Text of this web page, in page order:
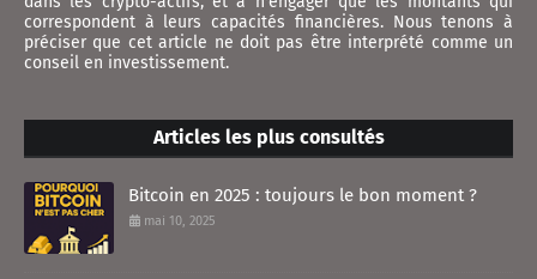
correspondent à leurs capacités financières. Nous tenons à
préciser que cet article ne doit pas être interprété comme un
conseil en investissement.
Articles les plus consultés
Bitcoin en 2025 : toujours le bon moment ?
mai 10, 2025